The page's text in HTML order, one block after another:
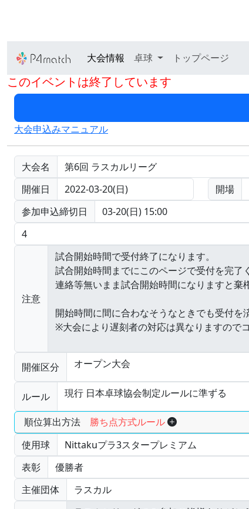
大会情報 卓球 トップページ
このイベントは終了しています
大会申込みマニュアル
大会名 第6回 ラスカルリーグ
開催日
2022-03-20(日) 開場
参加申込締切日
03-20(日) 15:00
4
注意
開催区分 オープン大会
ルール 現行 日本卓球協会制定ルールに準ずる
順位算出方法 勝ち点方式ルール
使用球
Nittakuプラ3スタープレミアム
表彰
優勝者
主催団体
ラスカル